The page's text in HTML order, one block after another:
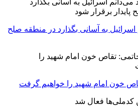
اسرائیل به آسانی بگذارد در منطقه صلح
خون امام شهید را خواهیم گرفت